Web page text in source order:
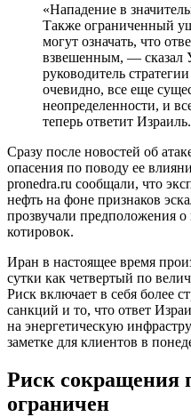
«Нападение в
Также ограниченный
могут означать, что
взвешенным, — сказал
руководитель
очевидно, все еще
неопределенности, и
теперь ответит
Сразу после новостей об
опасения по поводу ее
pronedra.ru сообщали, что
нефть на фоне признаков
прозвучали предположения
котировок.
Иран в настоящее время
сутки как четвертый по
Риск включает в себя более
санкций и то, что ответ
на энергетическую
заметке для клиентов в
Риск сокращения
ограничен